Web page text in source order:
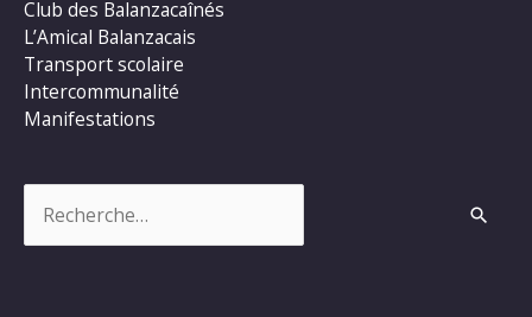
Club des Balanzacaînés
L’Amical Balanzacais
Transport scolaire
Intercommunalité
Manifestations